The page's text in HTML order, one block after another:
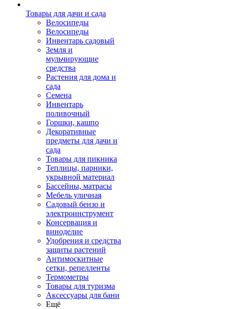
Товары для дачи и сада
Велосипеды
Велосипеды
Инвентарь садовый
Земля и
мульчирующие
средства
Растения для дома и
сада
Семена
Инвентарь
поливочный
Горшки, кашпо
Декоративные
предметы для дачи и
сада
Товары для пикника
Теплицы, парники,
укрывной материал
Бассейны, матрасы
Мебель уличная
Садовый бензо и
электроинструмент
Консервация и
виноделие
Удобрения и средства
защиты растений
Антимоскитные
сетки, репелленты
Термометры
Товары для туризма
Аксессуары для бани
Ещё